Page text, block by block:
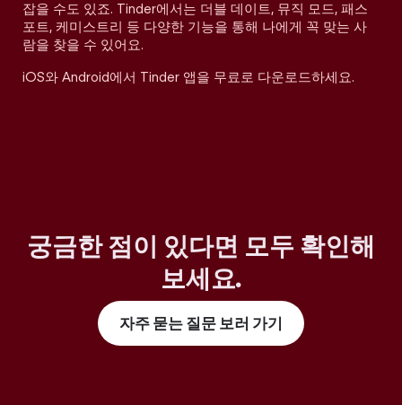
잡을 수도 있죠. Tinder에서는 더블 데이트, 뮤직 모드, 패스
포트, 케미스트리 등 다양한 기능을 통해 나에게 꼭 맞는 사
람을 찾을 수 있어요.
iOS와 Android에서 Tinder 앱을 무료로 다운로드하세요.
궁금한 점이 있다면 모두 확인해
보세요.
자주 묻는 질문 보러 가기